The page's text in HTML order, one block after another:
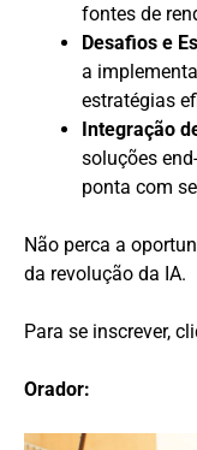
fontes de
Desafios e
a
estratégias
Integração
soluções
ponta com
Não perca a
da revolução da IA.
Para se inscrever,
Orador: